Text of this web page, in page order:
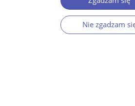
Nie zgadzam